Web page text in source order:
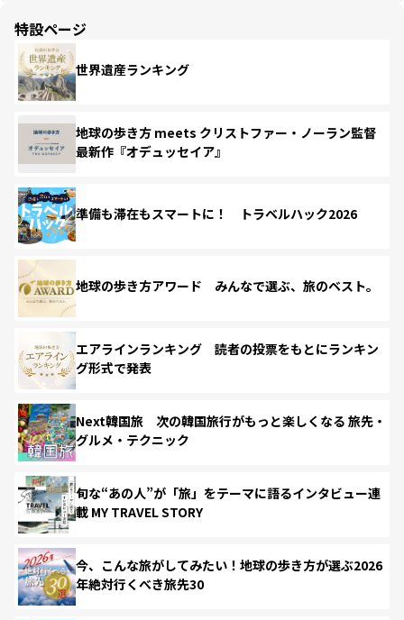
特設ページ
世界遺産ランキング
地球の歩き方 meets クリストファー・ノーラン監督
最新作『オデュッセイア』
準備も滞在もスマートに！ トラベルハック2026
地球の歩き方アワード みんなで選ぶ、旅のベスト。
エアラインランキング 読者の投票をもとにランキン
グ形式で発表
Next韓国旅 次の韓国旅行がもっと楽しくなる 旅先・
グルメ・テクニック
旬な“あの人”が「旅」をテーマに語るインタビュー連
載 MY TRAVEL STORY
今、こんな旅がしてみたい！地球の歩き方が選ぶ2026
年絶対行くべき旅先30